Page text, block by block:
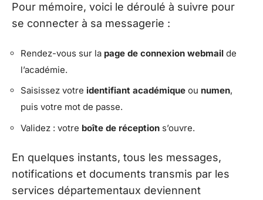
Pour mémoire, voici le déroulé à suivre pour
se connecter à sa messagerie :
Rendez-vous sur la page de connexion webmail de
l’académie.
Saisissez votre identifiant académique ou numen,
puis votre mot de passe.
Validez : votre boîte de réception s’ouvre.
En quelques instants, tous les messages,
notifications et documents transmis par les
services départementaux deviennent